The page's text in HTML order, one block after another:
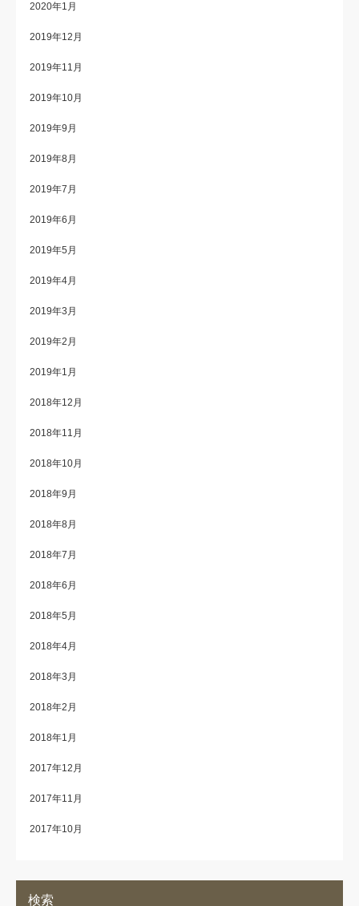
2020年1月
2019年12月
2019年11月
2019年10月
2019年9月
2019年8月
2019年7月
2019年6月
2019年5月
2019年4月
2019年3月
2019年2月
2019年1月
2018年12月
2018年11月
2018年10月
2018年9月
2018年8月
2018年7月
2018年6月
2018年5月
2018年4月
2018年3月
2018年2月
2018年1月
2017年12月
2017年11月
2017年10月
検索